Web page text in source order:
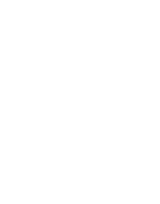
4.81 de 5; 27